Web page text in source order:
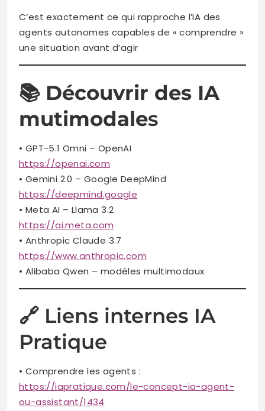
C’est exactement ce qui rapproche l’IA des
agents autonomes capables de « comprendre »
une situation avant d’agir
📚 Découvrir des IA
mutimodales
• GPT-5.1 Omni – OpenAI
https://openai.com
• Gemini 2.0 – Google DeepMind
https://deepmind.google
• Meta AI – Llama 3.2
https://ai.meta.com
• Anthropic Claude 3.7
https://www.anthropic.com
• Alibaba Qwen – modèles multimodaux
🔗 Liens internes IA
Pratique
• Comprendre les agents :
https://iapratique.com/le-concept-ia-agent-
ou-assistant/1434